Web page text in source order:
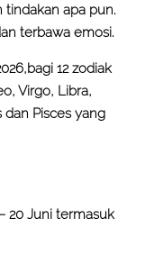
apa pun.
terbawa emosi.
12 zodiak
Virgo, Libra,
dan Pisces yang
20 Juni termasuk